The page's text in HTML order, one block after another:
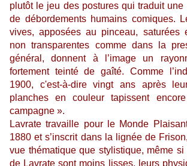
plutôt le jeu des postures qui traduit une
de débordements humains comiques.
vives, apposées au pinceau, saturées
non transparentes comme dans la
général, donnent à l’image un
fortement teinté de gaîté. Comme
1900, c'est-à-dire vingt ans après
planches en couleur tapissent
campagne ».
Lavrate travaille pour le Monde
1880 et s’inscrit dans la lignée de
vue thématique que stylistique, même
de Lavrate sont moins lisses, leurs